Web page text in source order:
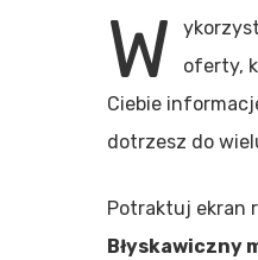
Hit
W
oferty,
Ciebie
dotrzesz do
Potraktuj ekran
Błyskawiczny